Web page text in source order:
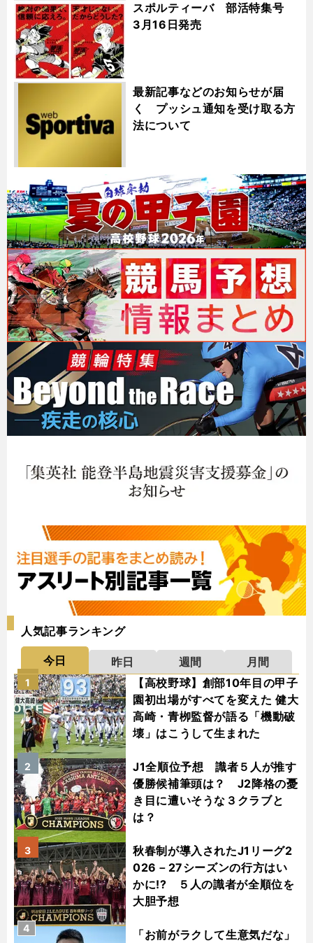
スポルティーバ 部活特集号
3月16日発売
最新記事などのお知らせが届
く プッシュ通知を受け取る方
法について
人気記事ランキング
今日 昨日 週間
月間
【高校野球】創部10年目の甲子
園初出場がすべてを変えた 健大
高崎・青栁監督が語る「機動破
壊」はこうして生まれた
1
J1全順位予想 識者５人が推す
優勝候補筆頭は？ J2降格の憂
き目に遭いそうな３クラブと
は？
2
秋春制が導入されたJ1リーグ2
026－27シーズンの行方はい
かに!? ５人の識者が全順位を
大胆予想
3
「お前がラクして生意気だな」
4